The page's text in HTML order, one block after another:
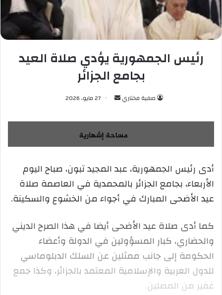
رئيس الجمهورية يؤدي صلاة العيد
بجامع الجزائر
صفية مختاري
س
ل
ب
د
إ
ك
ت
ر
و
ن
27 مايو، 2026
أدى رئيس الجمهورية، عبد المجيد تبون، صباح اليوم
الأربعاء، بجامع الجزائر بالمحمدية في العاصمة صلاة
عيد الأضحى المبارك في أجواء من الخشوع والسكينة.
كما أدى صلاة عيد الأضحى أيضا في هذا الصرح الديني
والحضاري، كبار المسؤولين في الدولة وأعضاء
الحكومة إلى جانب ممثلين عن السلك الدبلوماسي
للدول العربية والإسلامية المعتمد بالجزائر، وكذا جمع
غفير من المصلين.